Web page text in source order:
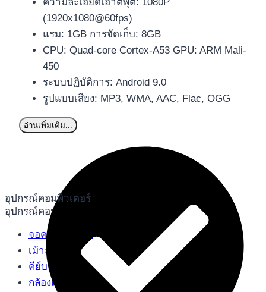
อุปกรณ์คอมพิวเตอร์
อุปกรณ์คอมพิวเตอร์
จอคอมพิวเตอร์
เม้าส์
คีย์บอร์ด
กล้องแว็บแคม
(1920x1080@60fps)
แรม: 1GB การจัดเก็บ: 8GB
CPU: Quad-core Cortex-A53 GPU: ARM Mali-
450
ระบบปฏิบัติการ: Android 9.0
รูปแบบเสียง: MP3, WMA, AAC, Flac, OGG
อ่านเพิ่มเติม...